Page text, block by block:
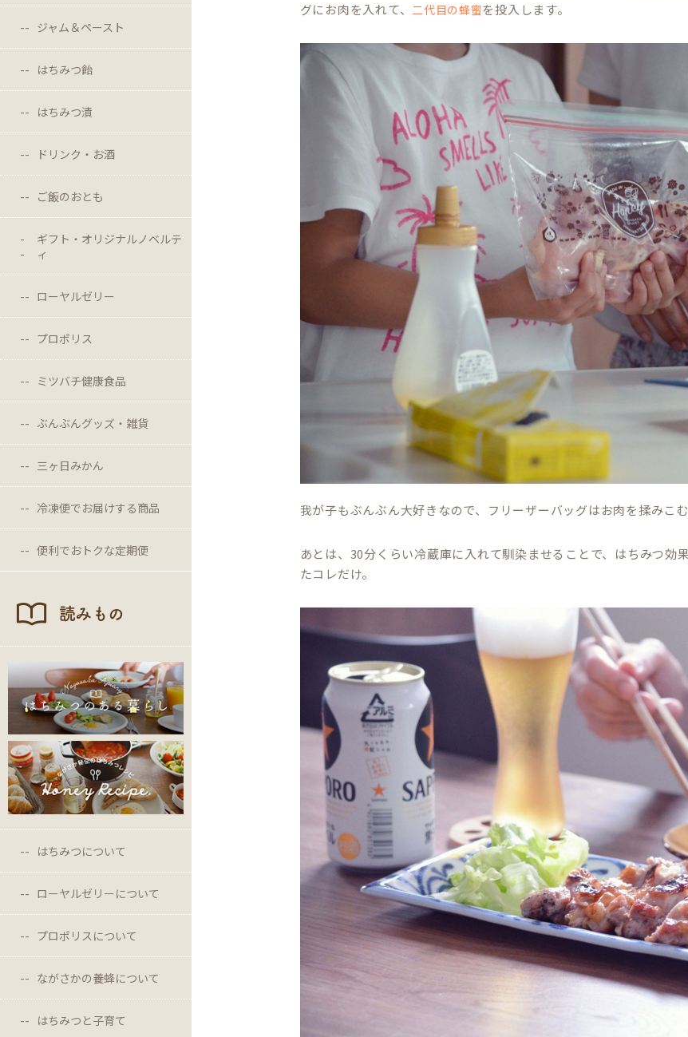
ジャム＆ペースト
はちみつ飴
はちみつ漬
ドリンク・お酒
ご飯のおとも
ギフト・オリジナルノベルテ
ィ
ローヤルゼリー
プロポリス
ミツバチ健康食品
ぶんぶんグッズ・雑貨
三ヶ日みかん
冷凍便でお届けする商品
便利でおトクな定期便
読みもの
はちみつについて
ローヤルゼリーについて
プロポリスについて
ながさかの養蜂について
はちみつと子育て
グにお肉を入れて、二代目の蜂蜜を投入します。
我が子もぶんぶん大好きなので、フリーザーバッグはお肉を揉みこ
あとは、30分くらい冷蔵庫に入れて馴染ませることで、はちみつ効
たコレだけ。